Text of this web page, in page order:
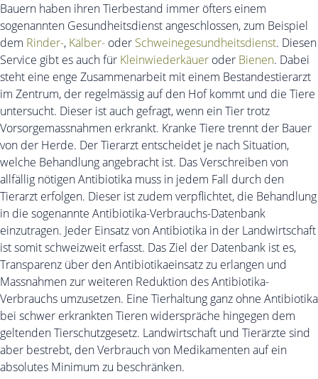
Bauern haben ihren Tierbestand immer öfters einem
sogenannten Gesundheitsdienst angeschlossen, zum Beispiel
dem Rinder-, Kälber- oder Schweinegesundheitsdienst. Diesen
Service gibt es auch für Kleinwiederkäuer oder Bienen. Dabei
steht eine enge Zusammenarbeit mit einem Bestandestierarzt
im Zentrum, der regelmässig auf den Hof kommt und die Tiere
untersucht. Dieser ist auch gefragt, wenn ein Tier trotz
Vorsorgemassnahmen erkrankt. Kranke Tiere trennt der Bauer
von der Herde. Der Tierarzt entscheidet je nach Situation,
welche Behandlung angebracht ist. Das Verschreiben von
allfällig nötigen Antibiotika muss in jedem Fall durch den
Tierarzt erfolgen. Dieser ist zudem verpflichtet, die Behandlung
in die sogenannte Antibiotika-Verbrauchs-Datenbank
einzutragen. Jeder Einsatz von Antibiotika in der Landwirtschaft
ist somit schweizweit erfasst. Das Ziel der Datenbank ist es,
Transparenz über den Antibiotikaeinsatz zu erlangen und
Massnahmen zur weiteren Reduktion des Antibiotika-
Verbrauchs umzusetzen. Eine Tierhaltung ganz ohne Antibiotika
bei schwer erkrankten Tieren widerspräche hingegen dem
geltenden Tierschutzgesetz. Landwirtschaft und Tierärzte sind
aber bestrebt, den Verbrauch von Medikamenten auf ein
absolutes Minimum zu beschränken.